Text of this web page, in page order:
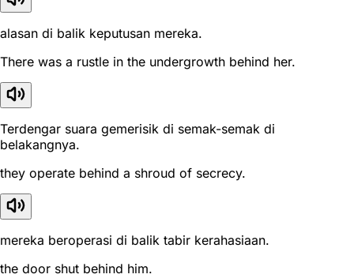
alasan di balik keputusan mereka.
There was a rustle in the undergrowth behind her.
Terdengar suara gemerisik di semak-semak di
belakangnya.
they operate behind a shroud of secrecy.
mereka beroperasi di balik tabir kerahasiaan.
the door shut behind him.